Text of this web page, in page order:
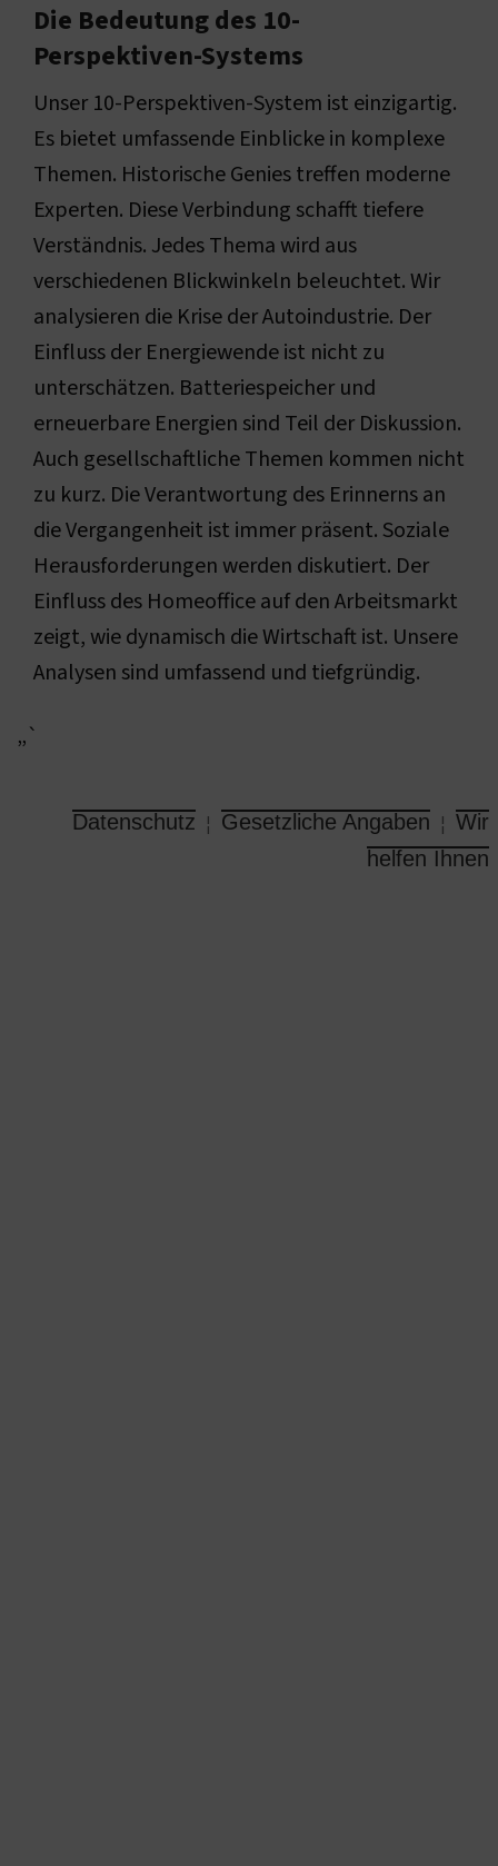
Die Bedeutung des 10-
Perspektiven-Systems
Unser 10-Perspektiven-System ist einzigartig.
Es bietet umfassende Einblicke in komplexe
Themen. Historische Genies treffen moderne
Experten. Diese Verbindung schafft tiefere
Verständnis. Jedes Thema wird aus
verschiedenen Blickwinkeln beleuchtet. Wir
analysieren die Krise der Autoindustrie. Der
Einfluss der Energiewende ist nicht zu
unterschätzen. Batteriespeicher und
erneuerbare Energien sind Teil der Diskussion.
Auch gesellschaftliche Themen kommen nicht
zu kurz. Die Verantwortung des Erinnerns an
die Vergangenheit ist immer präsent. Soziale
Herausforderungen werden diskutiert. Der
Einfluss des Homeoffice auf den Arbeitsmarkt
zeigt, wie dynamisch die Wirtschaft ist. Unsere
Analysen sind umfassend und tiefgründig.
„`
Datenschutz ¦ Gesetzliche Angaben ¦ Wir
helfen Ihnen